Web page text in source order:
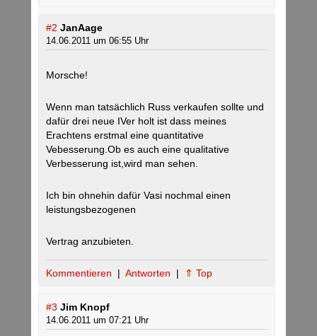
#2 JanAage
14.06.2011 um 06:55 Uhr
Morsche!
Wenn man tatsächlich Russ verkaufen sollte und
dafür drei neue IVer holt ist dass meines
Erachtens erstmal eine quantitative
Vebesserung.Ob es auch eine qualitative
Verbesserung ist,wird man sehen.
Ich bin ohnehin dafür Vasi nochmal einen
leistungsbezogenen
Vertrag anzubieten.
Kommentieren | Antworten | ⇑ Top
#3 Jim Knopf
14.06.2011 um 07:21 Uhr